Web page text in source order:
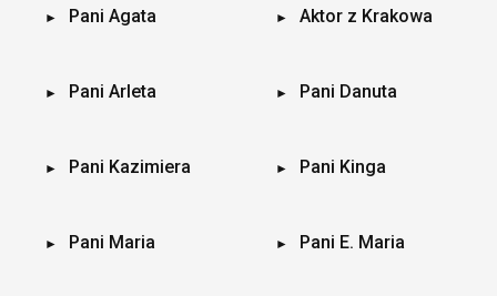
Pani Agata Aktor z Krakowa
Pani Arleta Pani Danuta
Pani Kazimiera Pani Kinga
Pani Maria Pani E. Maria